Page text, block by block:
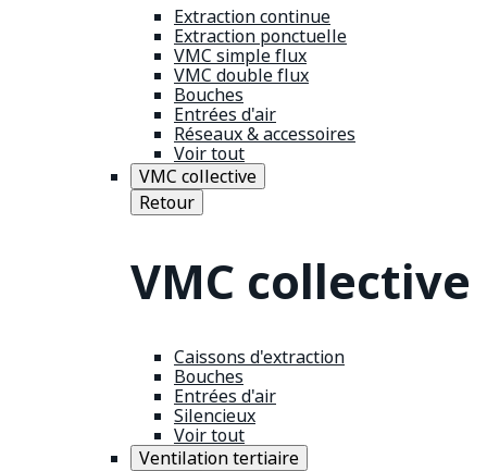
Extraction continue
Extraction ponctuelle
VMC simple flux
VMC double flux
Bouches
Entrées d'air
Réseaux & accessoires
Voir tout
VMC collective
Retour
VMC collective
Caissons d'extraction
Bouches
Entrées d'air
Silencieux
Voir tout
Ventilation tertiaire